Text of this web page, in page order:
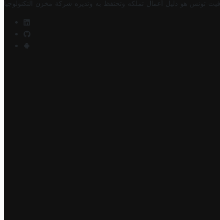
تونس هو دليل أعمال تملكه وتحتفظ به وتديره شركة مخزن التكنولوجيا